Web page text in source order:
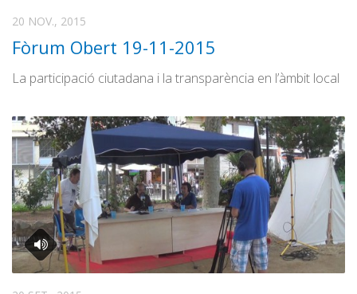
20 NOV., 2015
Fòrum Obert 19-11-2015
La participació ciutadana i la transparència en l’àmbit local